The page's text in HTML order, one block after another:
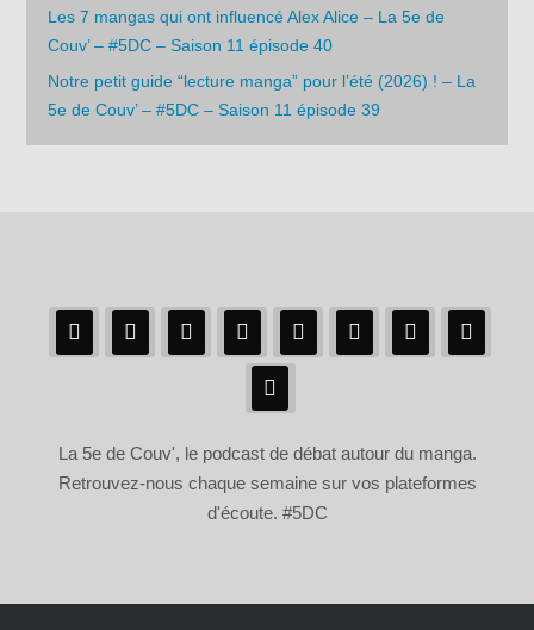
Les 7 mangas qui ont influencé Alex Alice – La 5e de
Couv’ – #5DC – Saison 11 épisode 40
Notre petit guide “lecture manga” pour l’été (2026) ! – La
5e de Couv’ – #5DC – Saison 11 épisode 39
La 5e de Couv', le podcast de débat autour du manga.
Retrouvez-nous chaque semaine sur vos plateformes
d'écoute. #5DC